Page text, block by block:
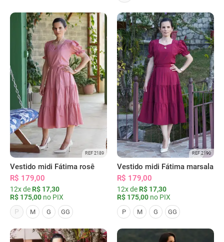
REF 2189
Vestido midi Fátima rosê
R$ 179,00
12x de R$ 17,30
R$ 175,00 no PIX
P
M G GG
REF 2190
Vestido midi Fátima marsala
R$ 179,00
12x de R$ 17,30
R$ 175,00 no PIX
P M G GG